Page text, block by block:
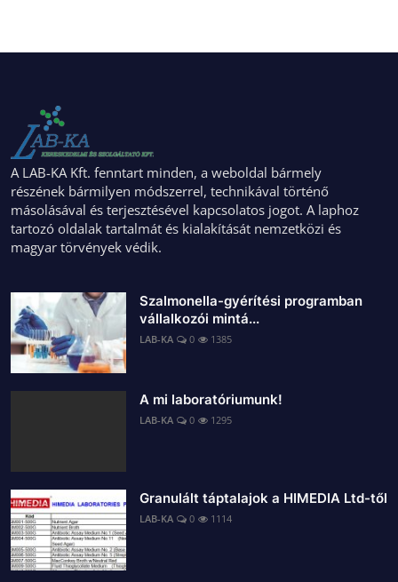
A LAB-KA Kft. fenntart minden, a weboldal bármely
részének bármilyen módszerrel, technikával történő
másolásával és terjesztésével kapcsolatos jogot. A laphoz
tartozó oldalak tartalmát és kialakítását nemzetközi és
magyar törvények védik.
Szalmonella-gyérítési programban
vállalkozói mintá...
LAB-KA 0 1385
A mi laboratóriumunk!
LAB-KA 0 1295
Granulált táptalajok a HIMEDIA Ltd-től
LAB-KA 0 1114